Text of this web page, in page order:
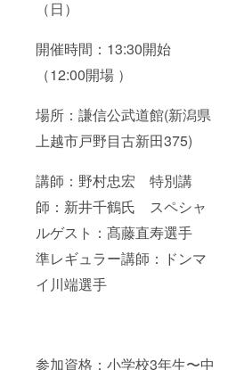
（日）
開催時間：13:30開始
（12:00開場 ）
場所：謙信公武道館(新潟県
上越市戸野目古新田375)
講師：野村忠宏 特別講
師：新井千鶴氏 スペシャ
ルゲスト：髙藤直寿選手
準レギュラー講師：ドンマ
イ川端選手
参加資格：小学校3年生〜中